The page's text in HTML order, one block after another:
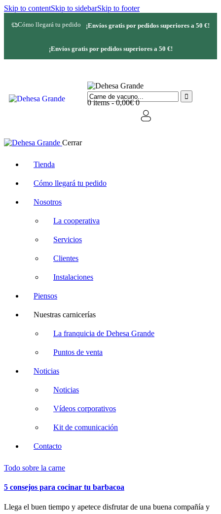
Skip to contentSkip to sidebarSkip to footer
Cómo llegará tu pedido ¡Envíos gratis por pedidos superiores a 50 €!
¡Envíos gratis por pedidos superiores a 50 €!
0 items - 0,00€ 0
Cerrar
Tienda
Cómo llegará tu pedido
Nosotros
La cooperativa
Servicios
Clientes
Instalaciones
Piensos
Nuestras carnicerías
La franquicia de Dehesa Grande
Puntos de venta
Noticias
Noticias
Vídeos corporativos
Kit de comunicación
Contacto
Todo sobre la carne
5 consejos para cocinar tu barbacoa
Llega el buen tiempo y apetece disfrutar de una buena compañía y